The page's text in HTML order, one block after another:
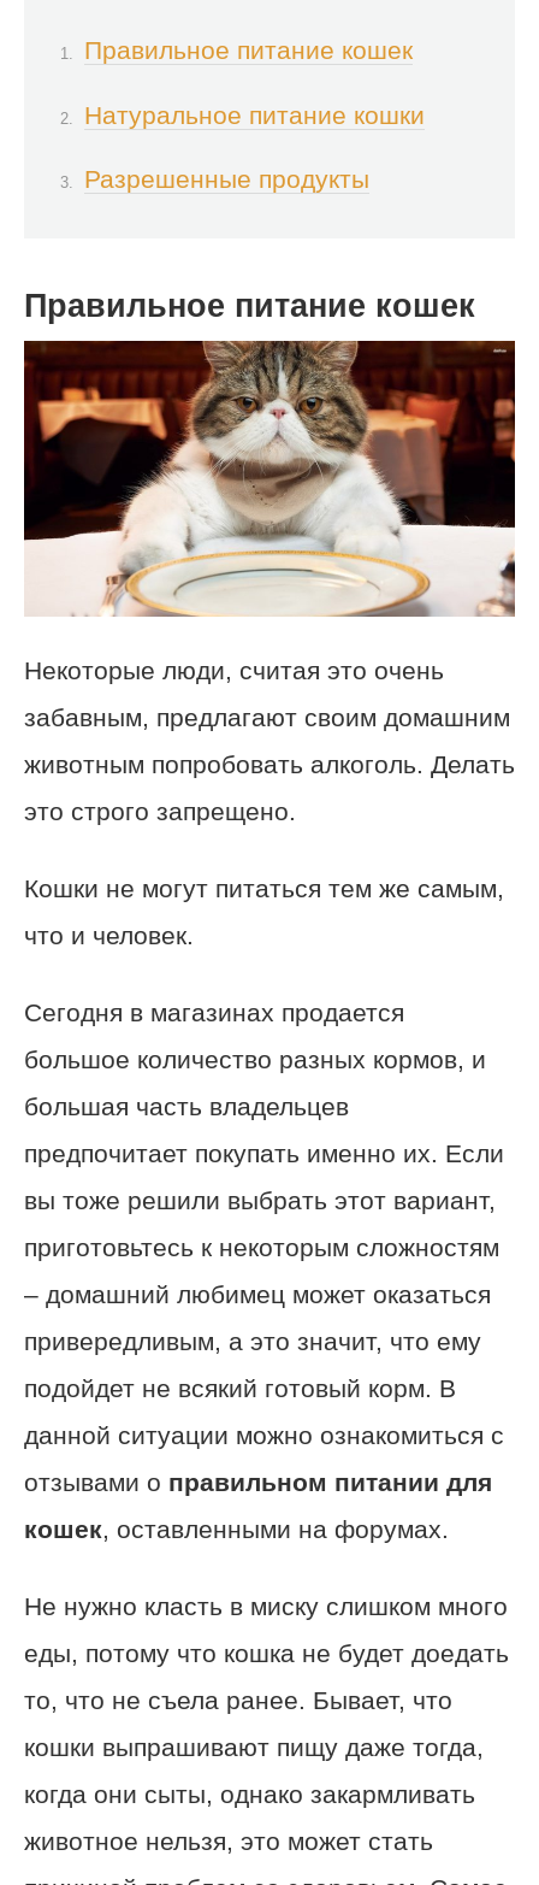
Правильное питание кошек
Натуральное питание кошки
Разрешенные продукты
Правильное питание кошек
Некоторые люди, считая это очень
забавным, предлагают своим домашним
животным попробовать алкоголь. Делать
это строго запрещено.
Кошки не могут питаться тем же самым,
что и человек.
Сегодня в магазинах продается
большое количество разных кормов, и
большая часть владельцев
предпочитает покупать именно их. Если
вы тоже решили выбрать этот вариант,
приготовьтесь к некоторым сложностям
– домашний любимец может оказаться
привередливым, а это значит, что ему
подойдет не всякий готовый корм. В
данной ситуации можно ознакомиться с
отзывами о правильном питании для
кошек, оставленными на форумах.
Не нужно класть в миску слишком много
еды, потому что кошка не будет доедать
то, что не съела ранее. Бывает, что
кошки выпрашивают пищу даже тогда,
когда они сыты, однако закармливать
животное нельзя, это может стать